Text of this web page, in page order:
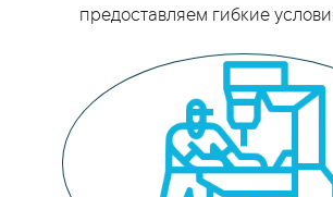
предоставляем гибкие